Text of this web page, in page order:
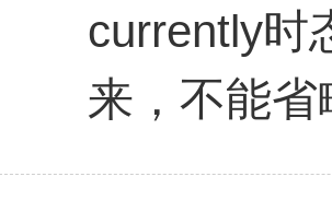
currently时
来，不能省